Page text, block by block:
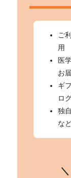
ご
用
医
お
ギ
ロ
独
な